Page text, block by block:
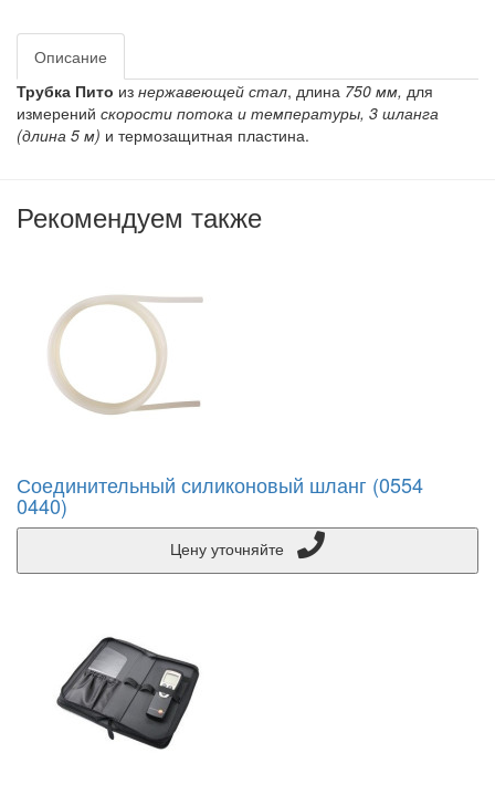
Описание
Трубка Пито из нержавеющей стал, длина 750 мм, для
измерений скорости потока и температуры, 3 шланга
(длина 5 м) и термозащитная пластина.
Рекомендуем также
Соединительный силиконовый шланг (0554
0440)